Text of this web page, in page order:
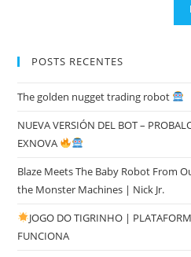
POSTS RECENTES
The golden nugget trading robot
NUEVA VERSIÓN DEL BOT –
EXNOVA
Blaze Meets The Baby Robot From
the Monster Machines | Nick Jr.
JOGO DO TIGRINHO |
FUNCIONA